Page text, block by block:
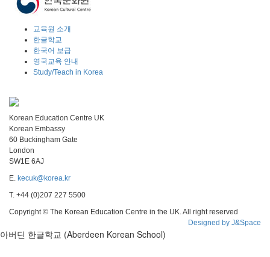
교육원 소개
한글학교
한국어 보급
영국교육 안내
Study/Teach in Korea
Korean Education Centre UK
Korean Embassy
60 Buckingham Gate
London
SW1E 6AJ
E. kecuk@korea.kr
T. +44 (0)207 227 5500
Copyright © The Korean Education Centre in the UK. All right reserved
Designed by J&Space
아버딘 한글학교 (Aberdeen Korean School)